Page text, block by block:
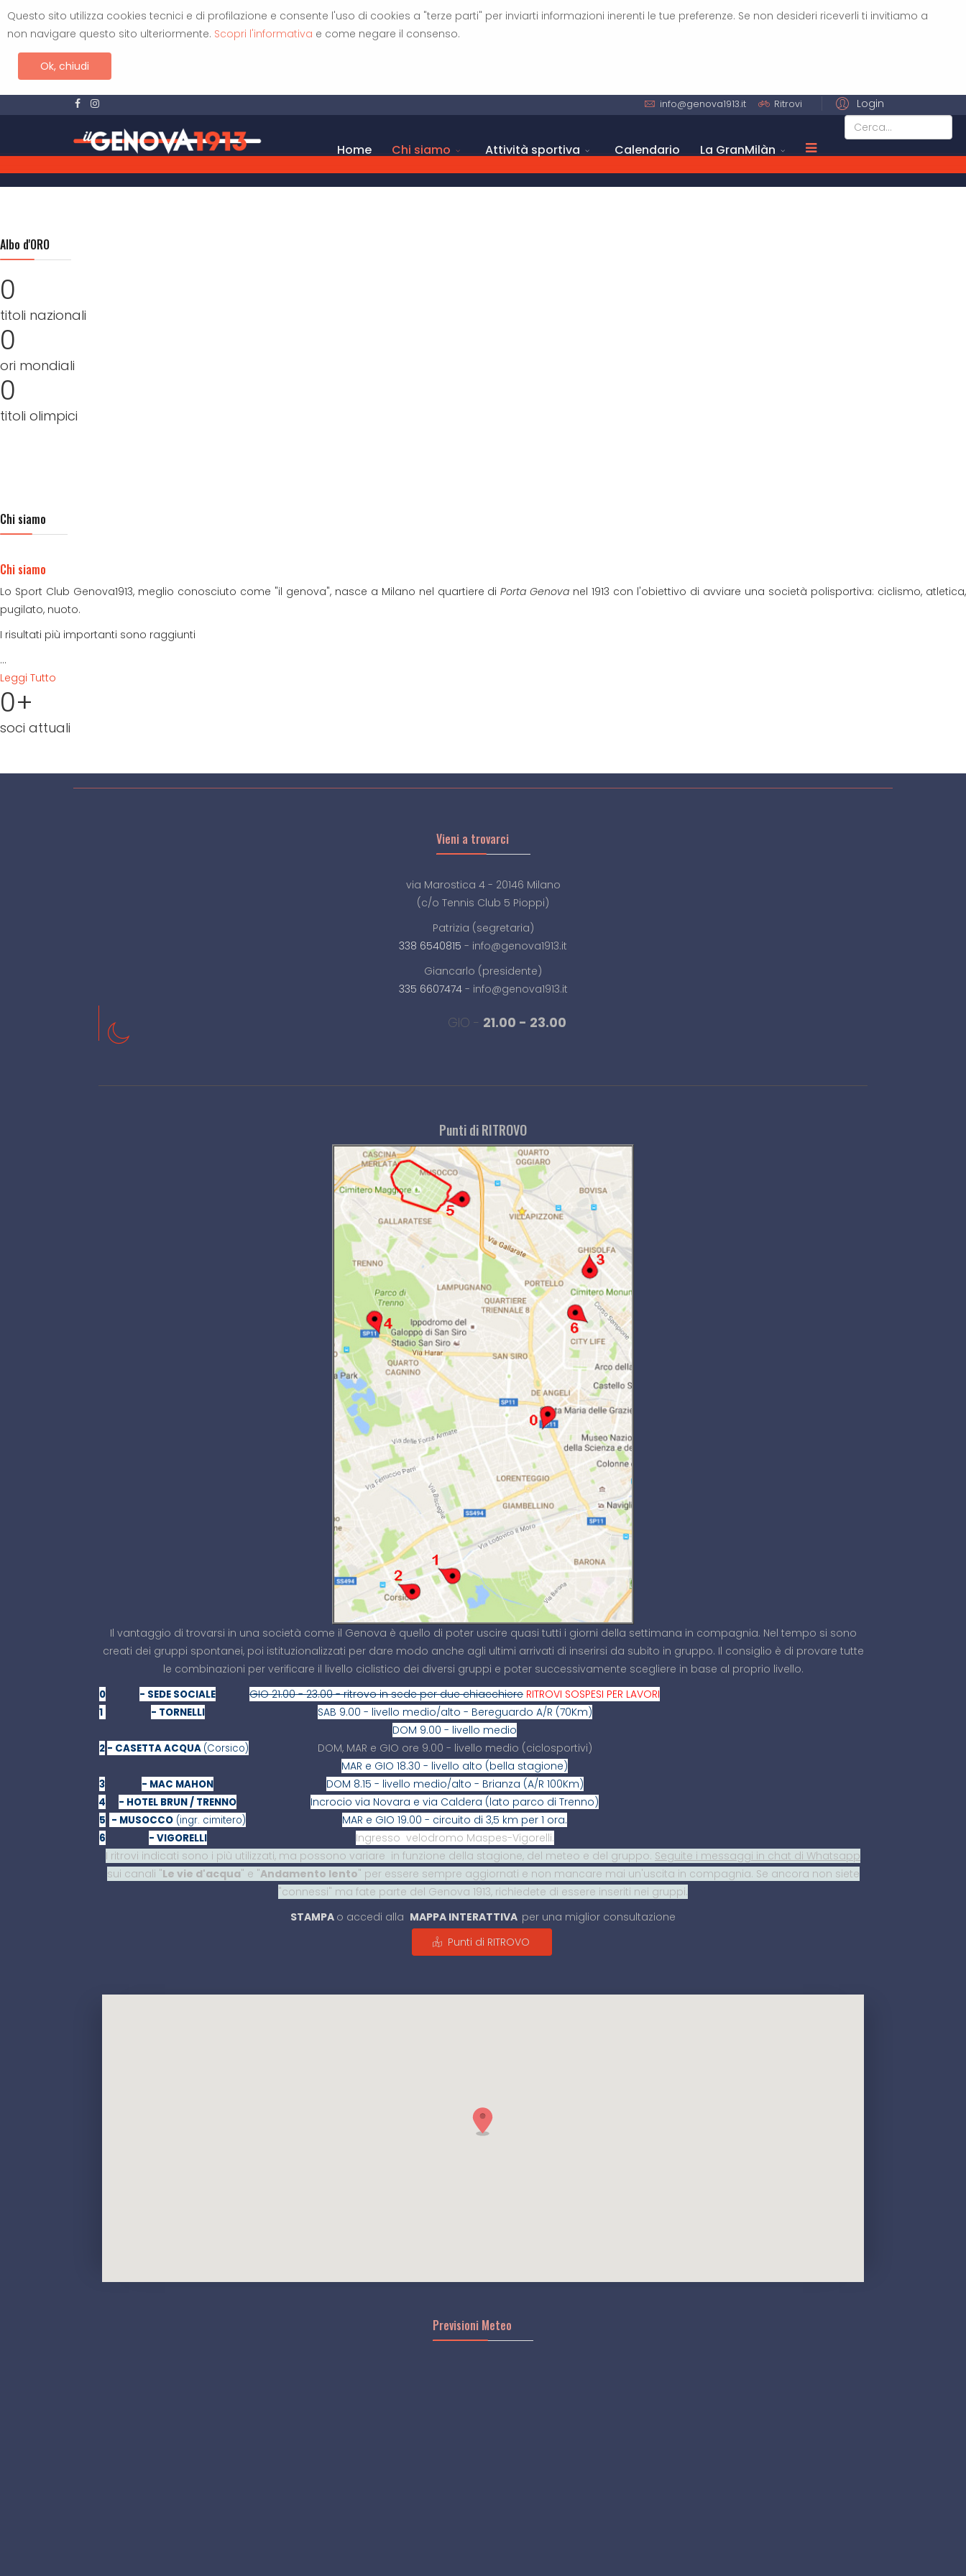
Questo sito utilizza cookies tecnici e di profilazione e consente l'uso di cookies a "terze parti" per inviarti informazioni inerenti le tue preferenze. Se non desideri riceverli ti invitiamo a
non navigare questo sito ulteriormente. Scopri l'informativa e come negare il consenso.
Ok, chiudi
Login
info@genova1913.it Ritrovi
Home Chi siamo Attività sportiva Calendario La GranMilàn
Albo d'ORO
0
titoli nazionali
0
ori mondiali
0
titoli olimpici
Chi siamo
Chi siamo
Lo Sport Club Genova1913, meglio conosciuto come "il genova", nasce a Milano nel quartiere diPorta Genova nel 1913 con l'obiettivo di avviare una società polisportiva: ciclismo, atletica,
pugilato, nuoto.
I risultati più importanti sono raggiunti
...
Leggi Tutto
0+
soci attuali
Vieni a trovarci
via Marostica 4 - 20146 Milano
(c/o Tennis Club 5 Pioppi)
Patrizia (segretaria)
338 6540815 - info@genova1913.it
Giancarlo (presidente)
335 6607474- info@genova1913.it
GIO - 21.00 - 23.00
Punti di RITROVO
Il vantaggio di trovarsi in una società come il Genova è quello di poter uscire quasi tutti i giorni della settimana in compagnia. Nel tempo si sono
creati dei gruppi spontanei, poi istituzionalizzati per dare modo anche agli ultimi arrivati di inserirsi da subito in gruppo. Il consiglio è di provare tutte
le combinazioni per verificare il livello ciclistico dei diversi gruppi e poter successivamente scegliere in base al proprio livello.
0 - SEDE SOCIALE GIO 21.00 - 23.00 - ritrovo in sede per due chiacchiere RITROVI SOSPESI PER LAVORI
1 - TORNELLI
SAB 9.00 - livello medio/alto - Bereguardo A/R (70Km)
DOM 9.00 - livello medio
2 - CASETTA ACQUA (Corsico)
DOM, MAR e GIO ore 9.00 - livello medio (ciclosportivi)
MAR e GIO 18.30 - livello alto (bella stagione)
3 - MAC MAHON DOM 8.15 - livello medio/alto - Brianza (A/R 100Km)
4 - HOTEL BRUN / TRENNO Incrocio via Novara e via Caldera (lato parco di Trenno)
5 - MUSOCCO (ingr. cimitero) MAR e GIO 19.00 - circuito di 3,5 km per 1 ora.
6 - VIGORELLI
Ingresso velodromo Maspes-Vigorelli.
I ritrovi indicati sono i più utilizzati, ma possono variare in funzione della stagione, del meteo e del gruppo. Seguite i messaggi in chat di Whatsapp
sui canali "Le vie d'acqua" e "Andamento lento" per essere sempre aggiornati e non mancare mai un'uscita in compagnia. Se ancora non siete
"connessi" ma fate parte del Genova 1913, richiedete di essere inseriti nei gruppi.
STAMPA o accedi alla MAPPA INTERATTIVA per una miglior consultazione
Punti di RITROVO
Previsioni Meteo